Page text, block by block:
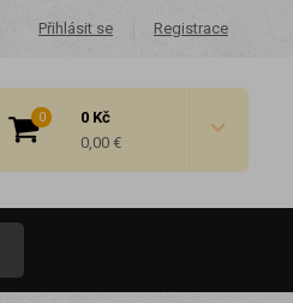
Registrace
Přihlásit se
0
0 Kč
0,00 €